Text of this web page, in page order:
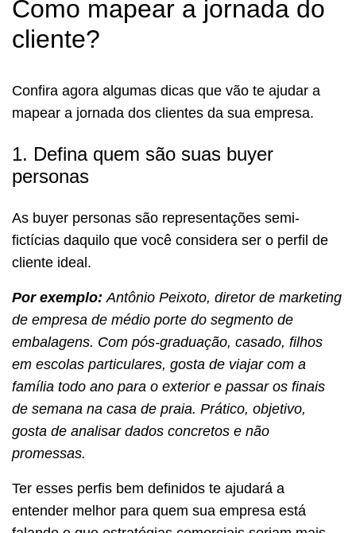
Como mapear a jornada do
cliente?
Confira agora algumas dicas que vão te ajudar a
mapear a jornada dos clientes da sua empresa.
1. Defina quem são suas buyer
personas
As buyer personas são representações semi-
fictícias daquilo que você considera ser o perfil de
cliente ideal.
Por exemplo:Antônio Peixoto, diretor de marketing
de empresa de médio porte do segmento de
embalagens. Com pós-graduação, casado, filhos
em escolas particulares, gosta de viajar com a
família todo ano para o exterior e passar os finais
de semana na casa de praia. Prático, objetivo,
gosta de analisar dados concretos e não
promessas.
Ter esses perfis bem definidos te ajudará a
entender melhor para quem sua empresa está